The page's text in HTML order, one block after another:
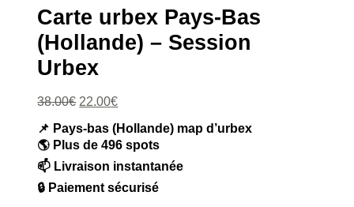
Carte urbex Pays-Bas
(Hollande) – Session
Urbex
38.00€ Le
initial
était :
22.00€Le
actuel
est :
📌 Pays-bas (Hollande) map d’urbex
🌎 Plus de 496 spots
📫 Livraison instantanée
🔒 Paiement sécurisé